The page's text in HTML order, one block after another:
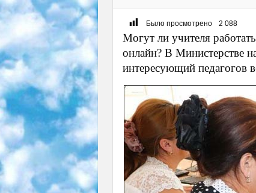
Было просмотрено 2 088
Могут ли учителя
онлайн? В Министерстве
интересующий педагогов